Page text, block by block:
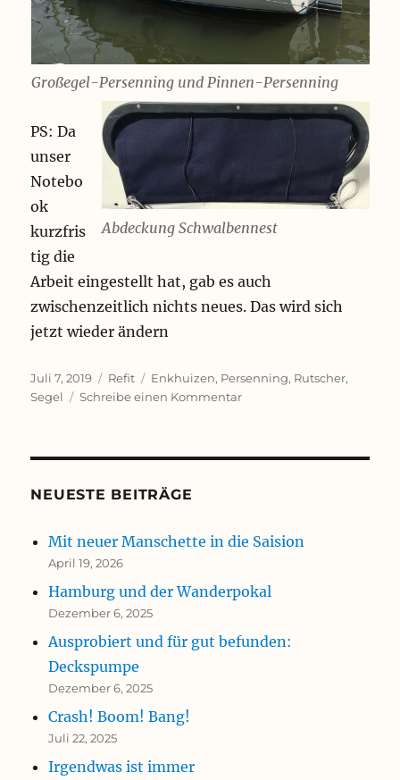
Großegel-Persenning und Pinnen-Persenning
Abdeckung Schwalbennest
PS: Da
unser
Notebo
ok
kurzfris
tig die
Arbeit eingestellt hat, gab es auch
zwischenzeitlich nichts neues. Das wird sich
jetzt wieder ändern
Veröffentlicht
am
Juli 7, 2019 Kategorien
Refit Schlagwörter
Enkhuizen, Persenning, Rutscher,
Segel
Schreibe einen Kommentarzu
NEUESTE BEITRÄGE
Mit neuer Manschette in die Saision
April 19, 2026
Hamburg und der Wanderpokal
Dezember 6, 2025
Ausprobiert und für gut befunden:
Deckspumpe
Dezember 6, 2025
Crash! Boom! Bang!
Juli 22, 2025
Irgendwas ist immer